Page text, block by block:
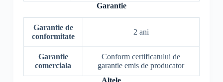
Garantie
Garantie de
conformitate
2 ani
Garantie
comerciala
Conform certificatului de
garantie emis de producator